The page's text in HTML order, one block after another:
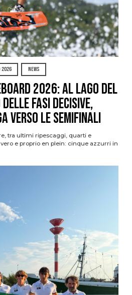
2026 NEWS
2026: al Lago del
fasi decisive,
verso le semifinali
tra ultimi ripescaggi, quarti e
e proprio en plein: cinque azzurri in